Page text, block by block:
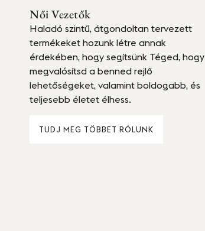
Női Vezetők
Haladó szintű, átgondoltan tervezett
termékeket hozunk létre annak
érdekében, hogy segítsünk Téged, hogy
megvalósítsd a benned rejlő
lehetőségeket, valamint boldogabb, és
teljesebb életet élhess.
TUDJ MEG TÖBBET RÓLUNK